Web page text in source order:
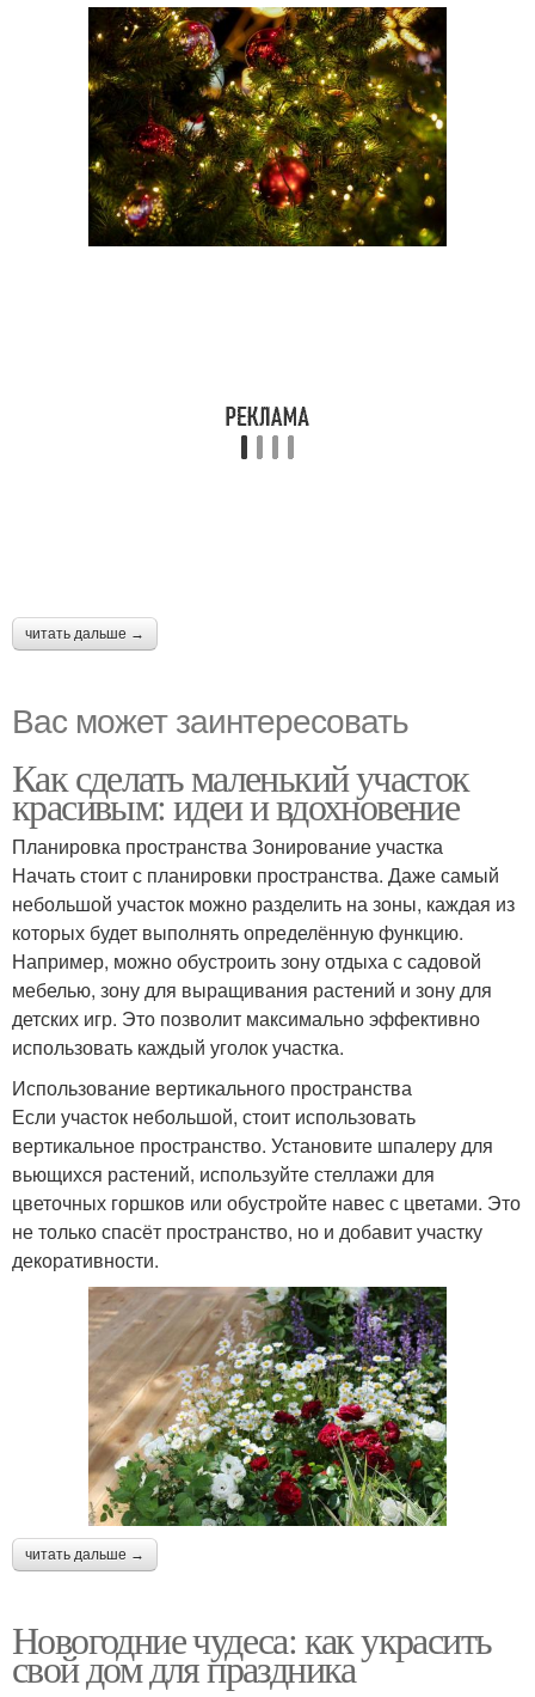
читать дальше →
Вас может заинтересовать
Как сделать маленький участок
красивым: идеи и вдохновение
Планировка пространства Зонирование участка
Начать стоит с планировки пространства. Даже самый
небольшой участок можно разделить на зоны, каждая из
которых будет выполнять определённую функцию.
Например, можно обустроить зону отдыха с садовой
мебелью, зону для выращивания растений и зону для
детских игр. Это позволит максимально эффективно
использовать каждый уголок участка.
Использование вертикального пространства
Если участок небольшой, стоит использовать
вертикальное пространство. Установите шпалеру для
вьющихся растений, используйте стеллажи для
цветочных горшков или обустройте навес с цветами. Это
не только спасёт пространство, но и добавит участку
декоративности.
читать дальше →
Новогодние чудеса: как украсить
свой дом для праздника